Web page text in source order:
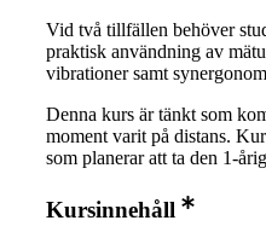
Vid två tillfällen behöver
praktisk användning av
vibrationer samt
Denna kurs är tänkt som
moment varit på distans.
som planerar att ta den 1-
Kursinnehåll